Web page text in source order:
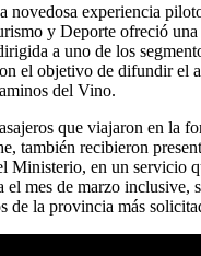
novedosa experiencia
y Deporte ofreció una
a uno de los
el objetivo de difundir el
del Vino.
que viajaron en la
también recibieron
Ministerio, en un servicio
el mes de marzo inclusive,
de la provincia más